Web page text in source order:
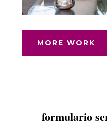
MORE WORK
formulario